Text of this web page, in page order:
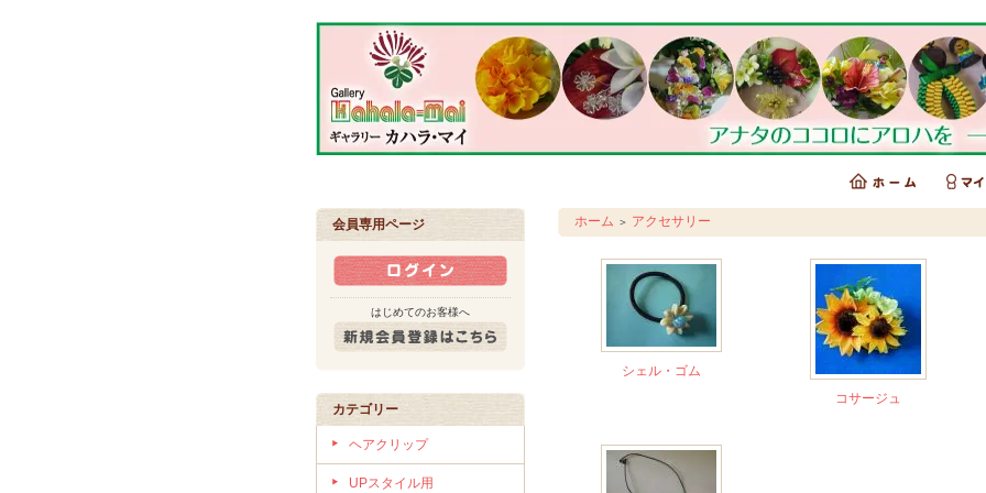
会員専用ページ
はじめてのお客様へ
カテゴリー
ヘアクリップ
UPスタイル用
ホーム ＞ アクセサリー
シェル・ゴム
コサージュ